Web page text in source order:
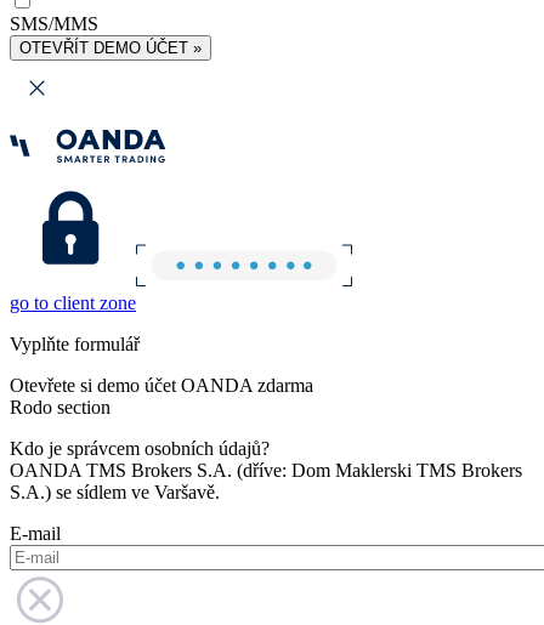
SMS/MMS
OTEVŘÍT DEMO ÚČET »
go to client zone
Vyplňte formulář
Otevřete si demo účet OANDA zdarma
Rodo section
Kdo je správcem osobních údajů?
OANDA TMS Brokers S.A. (dříve: Dom Maklerski TMS Brokers
S.A.) se sídlem ve Varšavě.
E-mail